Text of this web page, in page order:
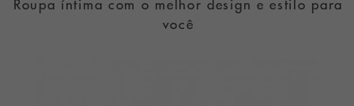
você